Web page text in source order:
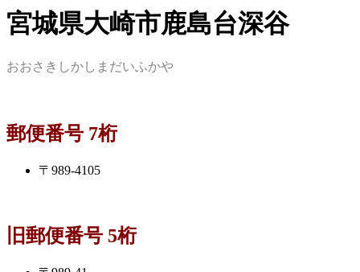
宮城県大崎市鹿島台深谷
おおさきしかしまだいふかや
郵便番号 7桁
〒989-4105
旧郵便番号 5桁